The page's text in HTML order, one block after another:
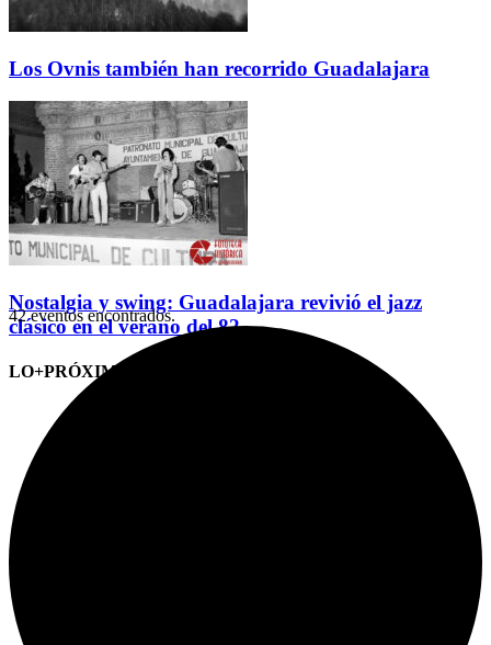
Los Ovnis también han recorrido Guadalajara
Nostalgia y swing: Guadalajara revivió el jazz
clásico en el verano del 82
LO+PRÓXIMO (CITAS)
42 eventos encontrados.